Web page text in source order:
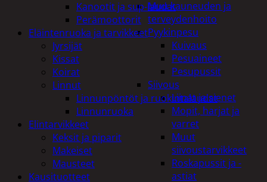
Muu kauneuden ja
terveydenhoito
Pyykinpesu
Kuivaus
Pesuaineet
Pesupussit
Siivous
Liinat ja sienet
Mopit, harjat ja
varret
Muut
siivoustarvikkeet
Roskapussit ja -
astiat
Kanootit ja sup-laudat
Perämoottorit
Eläintenruoka ja tarvikkeet
Jyrsijät
Kissat
Koirat
Linnut
Linnunpöntöt ja ruokintalaudat
Linnunruoka
Elintarvikkeet
Keksit ja piparit
Makeiset
Mausteet
Kausituotteet